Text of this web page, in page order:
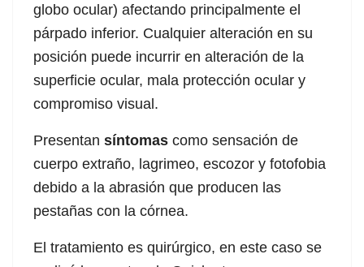
globo ocular) afectando principalmente el
párpado inferior. Cualquier alteración en su
posición puede incurrir en alteración de la
superficie ocular, mala protección ocular y
compromiso visual.
Presentan síntomas como sensación de
cuerpo extraño, lagrimeo, escozor y fotofobia
debido a la abrasión que producen las
pestañas con la córnea.
El tratamiento es quirúrgico, en este caso se